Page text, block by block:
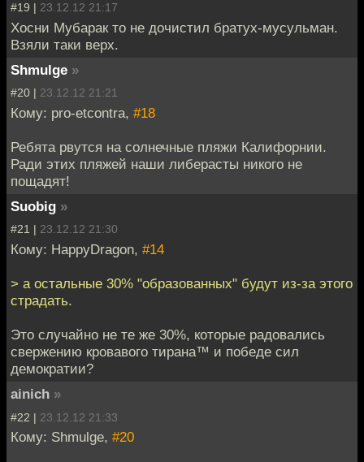
#19 | 23.12.12 21:17
Хосни Мубарак то не дочистил братух-мусульман.
Взяли таки верх.
Shmulge »
#20 | 23.12.12 21:21
Кому: pro-etcontra, #18
Ребята рвутся на солнечные пляжи Калифорнии.
Ради этих пляжей наши либерасты никого не
пощадят!
Suobig »
#21 | 23.12.12 21:30
Кому: HappyDragon, #14
> а остальные 30% "образованных" будут из-за этого
страдать.
Это случайно не те же 30%, которые радовались
свержению кровавого тирана™ и победе сил
демократии?
ainich »
#22 | 23.12.12 21:33
Кому: Shmulge, #20